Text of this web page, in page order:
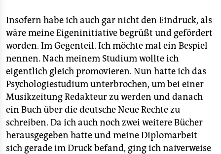
Insofern habe ich auch gar nicht den Eindruck, als
wäre meine Eigeninitiative begrüßt und gefördert
worden. Im Gegenteil. Ich möchte mal ein Bespiel
nennen. Nach meinem Studium wollte ich
eigentlich gleich promovieren. Nun hatte ich das
Psychologiestudium unterbrochen, um bei einer
Musikzeitung Redakteur zu werden und danach
ein Buch über die deutsche Neue Rechte zu
schreiben. Da ich auch noch zwei weitere Bücher
herausgegeben hatte und meine Diplomarbeit
sich gerade im Druck befand, ging ich naiverweise